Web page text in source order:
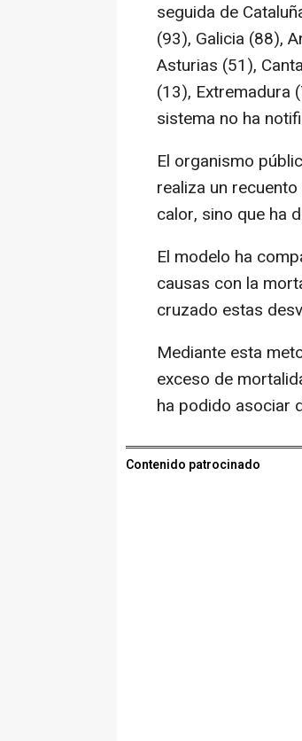
seguida de
(93), Galicia (88),
Asturias (51),
(13), Extremadura
sistema no ha
El organismo
realiza un
calor, sino que ha
El modelo ha
causas con la
cruzado estas
Mediante esta
exceso de
ha podido asociar
Contenido patrocinado